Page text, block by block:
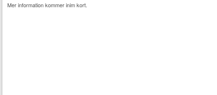
Mer information kommer inim kort.